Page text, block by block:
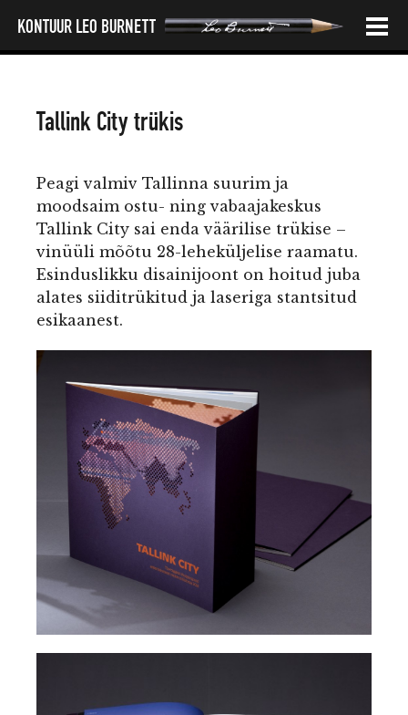
SIIRDU
JUURDE
KONTUUR LEO BURNETT
INIMESED
KONTAKT
Tallink City trükis
Peagi valmiv Tallinna suurim ja
moodsaim ostu- ning vabaajakeskus
Tallink City sai enda väärilise trükise –
vinüüli mõõtu 28-leheküljelise raamatu.
Esinduslikku disainijoont on hoitud juba
alates siiditrükitud ja laseriga stantsitud
esikaanest.